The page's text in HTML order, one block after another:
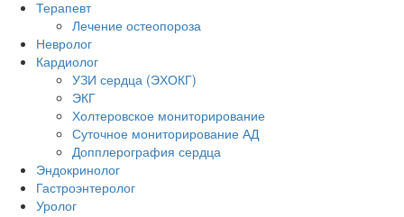
Терапевт
Лечение остеопороза
Невролог
Кардиолог
УЗИ сердца (ЭХОКГ)
ЭКГ
Холтеровское мониторирование
Суточное мониторирование АД
Допплерография сердца
Эндокринолог
Гастроэнтеролог
Уролог